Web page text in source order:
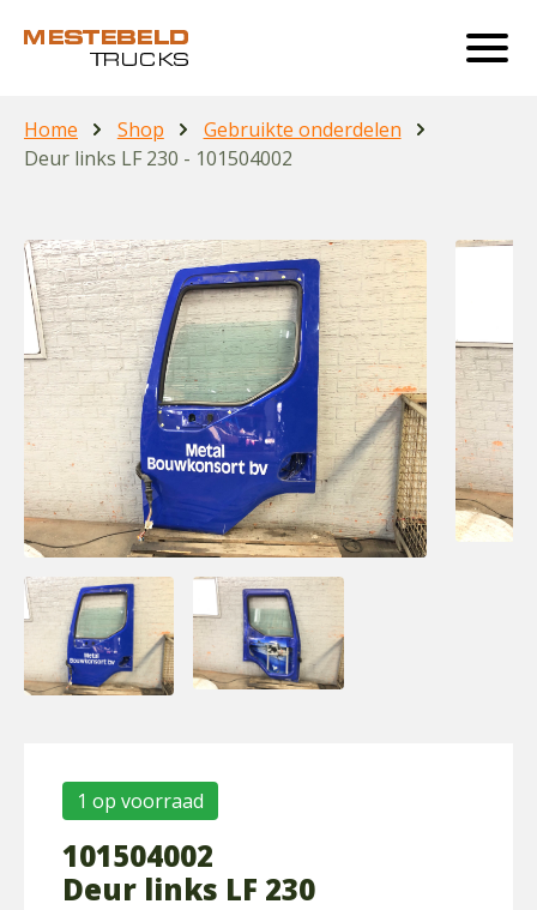
Home Shop
Gebruikte onderdelen
Deur links LF 230 - 101504002
1 op voorraad
101504002
Deur links LF 230